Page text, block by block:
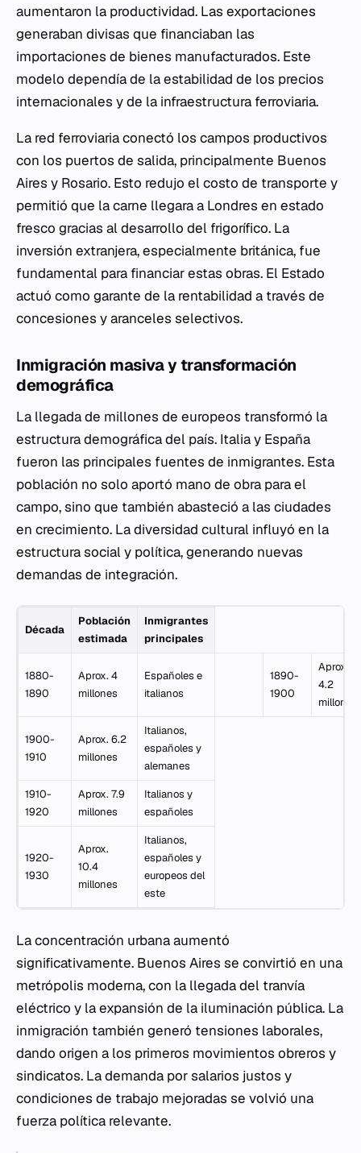
aumentaron la productividad. Las exportaciones
generaban divisas que financiaban las
importaciones de bienes manufacturados. Este
modelo dependía de la estabilidad de los precios
internacionales y de la infraestructura ferroviaria.
La red ferroviaria conectó los campos productivos
con los puertos de salida, principalmente Buenos
Aires y Rosario. Esto redujo el costo de transporte y
permitió que la carne llegara a Londres en estado
fresco gracias al desarrollo del frigorífico. La
inversión extranjera, especialmente británica, fue
fundamental para financiar estas obras. El Estado
actuó como garante de la rentabilidad a través de
concesiones y aranceles selectivos.
Inmigración masiva y transformación
demográfica
La llegada de millones de europeos transformó la
estructura demográfica del país. Italia y España
fueron las principales fuentes de inmigrantes. Esta
población no solo aportó mano de obra para el
campo, sino que también abasteció a las ciudades
en crecimiento. La diversidad cultural influyó en la
estructura social y política, generando nuevas
demandas de integración.
Década
Población
estimada
Inmigrantes
principales
1880-
1890
Aprox. 4
millones
Españoles e
italianos
1890-
1900
Aprox.
4.2
millones
1900-
1910
Aprox. 6.2
millones
Italianos,
españoles y
alemanes
1910-
1920
Aprox. 7.9
millones
Italianos y
españoles
1920-
1930
Aprox.
10.4
millones
Italianos,
españoles y
europeos del
este
La concentración urbana aumentó
significativamente. Buenos Aires se convirtió en una
metrópolis moderna, con la llegada del tranvía
eléctrico y la expansión de la iluminación pública. La
inmigración también generó tensiones laborales,
dando origen a los primeros movimientos obreros y
sindicatos. La demanda por salarios justos y
condiciones de trabajo mejoradas se volvió una
fuerza política relevante.